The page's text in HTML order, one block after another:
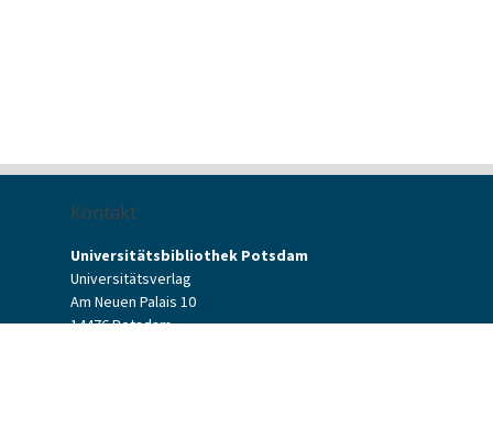
Kontakt
Universitätsbibliothek Potsdam
Universitätsverlag
Am Neuen Palais 10
14476 Potsdam